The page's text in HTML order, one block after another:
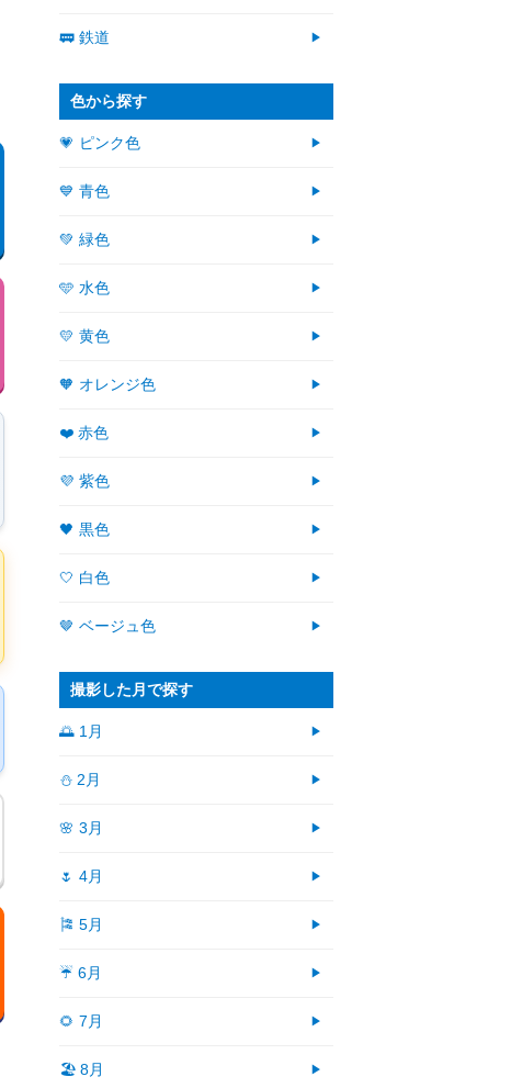
🚃 鉄道
色から探す
💗 ピンク色
💙 青色
💚 緑色
🩵 水色
💛 黄色
🧡 オレンジ色
❤️ 赤色
💜 紫色
🖤 黒色
🤍 白色
🤎 ベージュ色
撮影した月で探す
🌅 1月
⛄ 2月
🌸 3月
🌷 4月
🎏 5月
☔ 6月
🌻 7月
🏖 8月